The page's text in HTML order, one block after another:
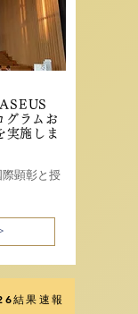
ラムお
実施しま
顕彰と授
結果速報